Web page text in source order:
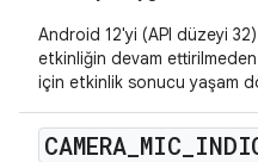
Android 12'yi (API düzeyi
etkinliğin devam
için etkinlik sonucu yaşam
CAMERA_ MIC